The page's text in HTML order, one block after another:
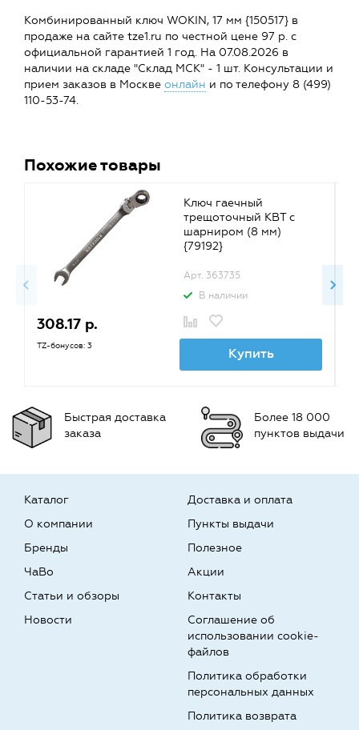
Комбинированный ключ WOKIN, 17 мм {150517} в
продаже на сайте tze1.ru по честной цене 97 р. с
официальной гарантией 1 год. На 07.08.2026 в
наличии на складе "Склад МСК" - 1 шт. Консультации и
прием заказов в Москве онлайн и по телефону 8 (499)
110-53-74.
Похожие товары
Ключ гаечный
трещоточный КВТ с
шарниром (8 мм)
{79192}
Арт. 363735
В наличии
308.17 р.
TZ-бонусов: 3 Купить
Быстрая доставка
заказа
Более 18 000
пунктов выдачи
Каталог
О компании
Бренды
Доставка и оплата
Пункты выдачи
Полезное
ЧаВо
Статьи и обзоры
Новости
Акции
Контакты
Соглашение об
использовании cookie-
файлов
Политика обработки
персональных данных
Политика возврата